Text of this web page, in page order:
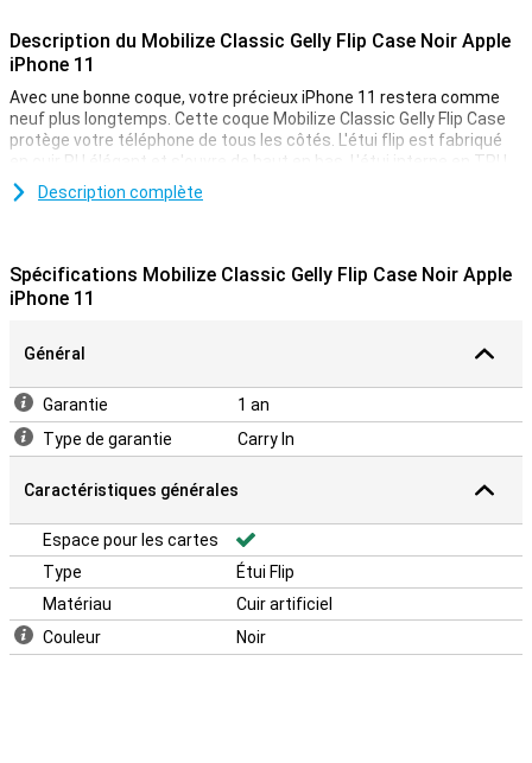
Description du Mobilize Classic Gelly Flip Case Noir Apple
iPhone 11
Avec une bonne coque, votre précieux iPhone 11 restera comme
neuf plus longtemps. Cette coque Mobilize Classic Gelly Flip Case
protège votre téléphone de tous les côtés. L'étui flip est fabriqué
en cuir PU élégant et s'ouvre de haut en bas. L'étui interne en TPU
offre une protection et une résistance supplémentaires.
bancaire. Une fermeture magnétique sur le dessus permet de
s'assurer que le flip cover ne s'ouvre pas facilement.
Description complète
Spécifications Mobilize Classic Gelly Flip Case Noir Apple
iPhone 11
Général
Garantie
1 an
Type de garantie
Carry In
Caractéristiques générales
Espace pour les cartes
Type
Étui Flip
Matériau
Cuir artificiel
Couleur
Noir